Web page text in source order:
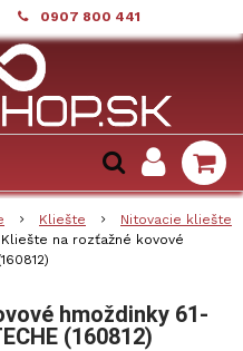
0907 800 441
Kliešte
Nitovacie kliešte
Kliešte na rozťažné kovové
hmoždinky 61-
(160812)